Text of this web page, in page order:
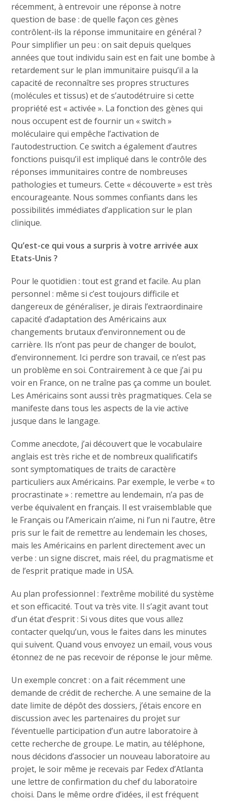
récemment, à entrevoir une réponse à notre
question de base : de quelle façon ces gènes
contrôlent-ils la réponse immunitaire en général ?
Pour simplifier un peu : on sait depuis quelques
années que tout individu sain est en fait une bombe à
retardement sur le plan immunitaire puisqu’il a la
capacité de reconnaître ses propres structures
(molécules et tissus) et de s’autodétruire si cette
propriété est « activée ». La fonction des gènes qui
nous occupent est de fournir un « switch »
moléculaire qui empêche l’activation de
l’autodestruction. Ce switch a également d’autres
fonctions puisqu’il est impliqué dans le contrôle des
réponses immunitaires contre de nombreuses
pathologies et tumeurs. Cette « découverte » est très
encourageante. Nous sommes confiants dans les
possibilités immédiates d’application sur le plan
clinique.
Qu’est-ce qui vous a surpris à votre arrivée aux
Etats-Unis ?
Pour le quotidien : tout est grand et facile. Au plan
personnel : même si c’est toujours difficile et
dangereux de généraliser, je dirais l’extraordinaire
capacité d’adaptation des Américains aux
changements brutaux d’environnement ou de
carrière. Ils n’ont pas peur de changer de boulot,
d’environnement. Ici perdre son travail, ce n’est pas
un problème en soi. Contrairement à ce que j’ai pu
voir en France, on ne traîne pas ça comme un boulet.
Les Américains sont aussi très pragmatiques. Cela se
manifeste dans tous les aspects de la vie active
jusque dans le langage.
Comme anecdote, j’ai découvert que le vocabulaire
anglais est très riche et de nombreux qualificatifs
sont symptomatiques de traits de caractère
particuliers aux Américains. Par exemple, le verbe « to
procrastinate » : remettre au lendemain, n’a pas de
verbe équivalent en français. Il est vraisemblable que
le Français ou l’Americain n’aime, ni l’un ni l’autre, être
pris sur le fait de remettre au lendemain les choses,
mais les Américains en parlent directement avec un
verbe : un signe discret, mais réel, du pragmatisme et
de l’esprit pratique made in USA.
Au plan professionnel : l’extrême mobilité du système
et son efficacité. Tout va très vite. Il s’agit avant tout
d’un état d’esprit : Si vous dites que vous allez
contacter quelqu’un, vous le faites dans les minutes
qui suivent. Quand vous envoyez un email, vous vous
étonnez de ne pas recevoir de réponse le jour même.
Un exemple concret : on a fait récemment une
demande de crédit de recherche. A une semaine de la
date limite de dépôt des dossiers, j’étais encore en
discussion avec les partenaires du projet sur
l’éventuelle participation d’un autre laboratoire à
cette recherche de groupe. Le matin, au téléphone,
nous décidons d’associer un nouveau laboratoire au
projet, le soir même je recevais par Fedex d’Atlanta
une lettre de confirmation du chef du laboratoire
choisi. Dans le même ordre d’idées, il est fréquent